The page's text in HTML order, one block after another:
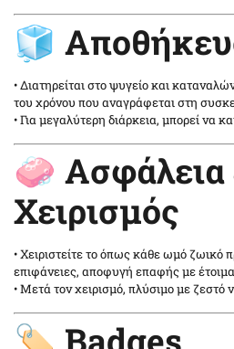
🧊
• Διατηρείται στο ψυγείο και
του χρόνου που αναγράφεται στη
• Για μεγαλύτερη διάρκεια, μπορεί να
🧼 Ασφάλεια
Χειρισμός
• Χειριστείτε το όπως κάθε ωμό ζωικό
επιφάνειες, αποφυγή επαφής με
• Μετά τον χειρισμό, πλύσιμο με ζεστό